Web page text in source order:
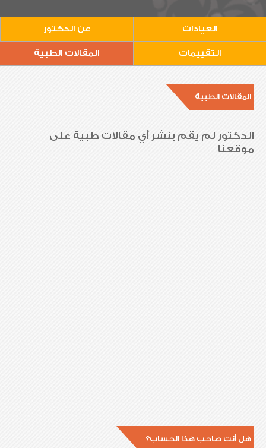
العيادات عن الدكتور
التقييمات المقالات الطبية
المقالات الطبية
الدكتور لم يقم بنشر أي مقالات طبية على
موقعنا
هل أنت صاحب هذا الحساب؟